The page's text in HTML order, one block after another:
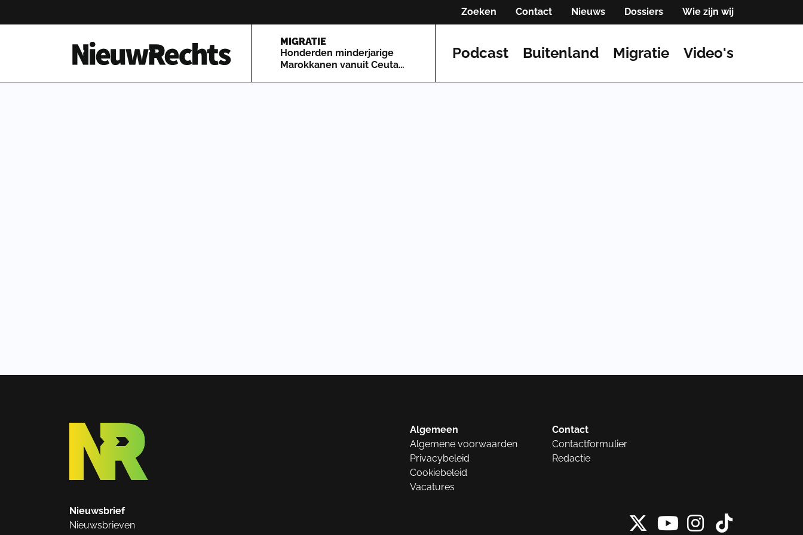
Zoeken Contact Nieuws Dossiers Wie zijn wij
Homepage van NieuwRechts
MIGRATIE
Honderden minderjarige
Marokkanen vanuit Ceuta
Podcast Buitenland Migratie Video's
Algemeen
Algemene voorwaarden
Privacybeleid
Cookiebeleid
Vacatures
Contact
Contactformulier
Redactie
Nieuwsbrief
Nieuwsbrieven
X vanInstagram
Tiktok